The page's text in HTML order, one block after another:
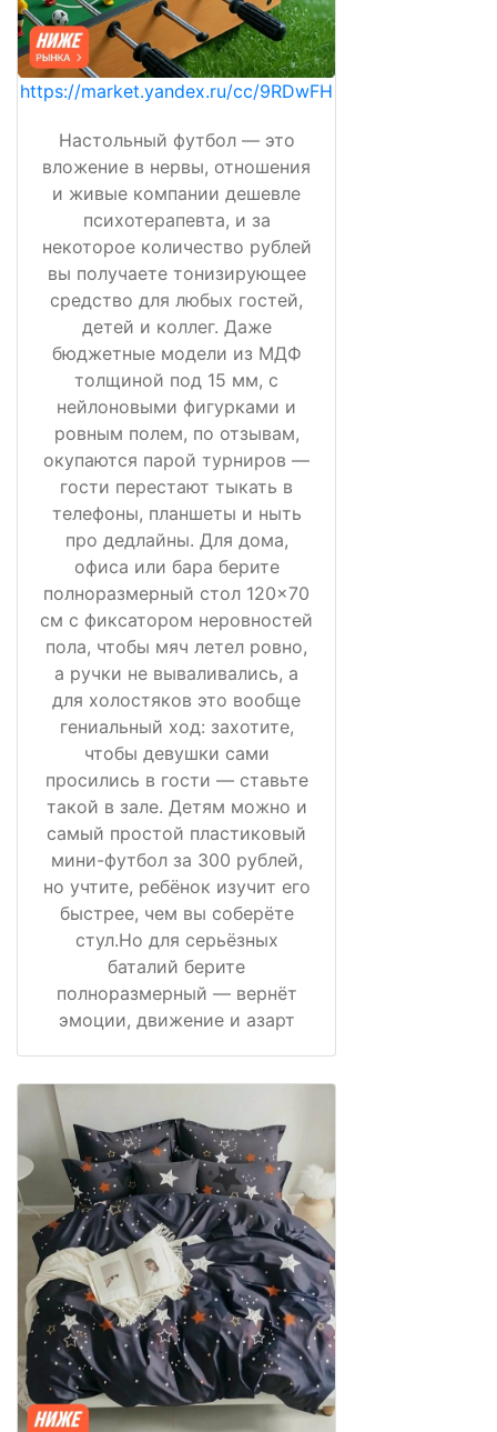
https://market.yandex.ru/cc/9RDwFH
Настольный футбол — это
вложение в нервы, отношения
и живые компании дешевле
психотерапевта, и за
некоторое количество рублей
вы получаете тонизирующее
средство для любых гостей,
детей и коллег. Даже
бюджетные модели из МДФ
толщиной под 15 мм, с
нейлоновыми фигурками и
ровным полем, по отзывам,
окупаются парой турниров —
гости перестают тыкать в
телефоны, планшеты и ныть
про дедлайны. Для дома,
офиса или бара берите
полноразмерный стол 120×70
см с фиксатором неровностей
пола, чтобы мяч летел ровно,
а ручки не вываливались, а
для холостяков это вообще
гениальный ход: захотите,
чтобы девушки сами
просились в гости — ставьте
такой в зале. Детям можно и
самый простой пластиковый
мини-футбол за 300 рублей,
но учтите, ребёнок изучит его
быстрее, чем вы соберёте
стул.Но для серьёзных
баталий берите
полноразмерный — вернёт
эмоции, движение и азарт